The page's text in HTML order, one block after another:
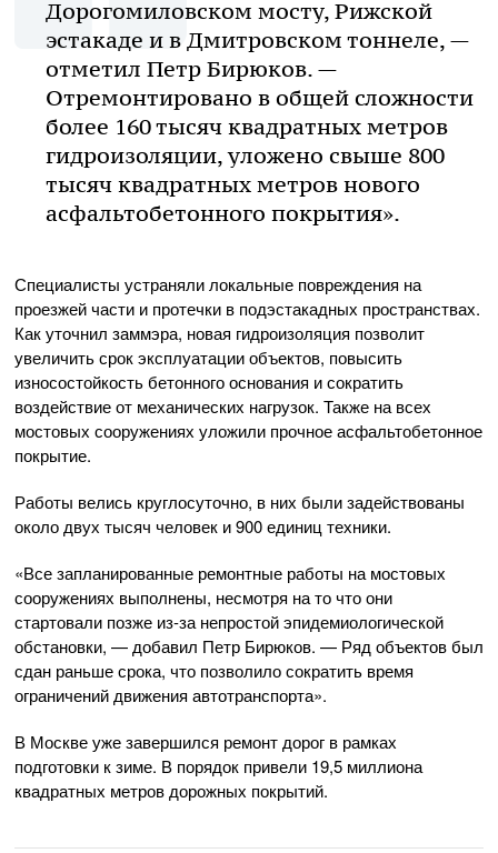
Дорогомиловском мосту, Рижской
эстакаде и в Дмитровском тоннеле, —
отметил Петр Бирюков. —
Отремонтировано в общей сложности
более 160 тысяч квадратных метров
гидроизоляции, уложено свыше 800
тысяч квадратных метров нового
асфальтобетонного покрытия».
Специалисты устраняли локальные повреждения на
проезжей части и протечки в подэстакадных пространствах.
Как уточнил заммэра, новая гидроизоляция позволит
увеличить срок эксплуатации объектов, повысить
износостойкость бетонного основания и сократить
воздействие от механических нагрузок. Также на всех
мостовых сооружениях уложили прочное асфальтобетонное
покрытие.
Работы велись круглосуточно, в них были задействованы
около двух тысяч человек и 900 единиц техники.
«Все запланированные ремонтные работы на мостовых
сооружениях выполнены, несмотря на то что они
стартовали позже из-за непростой эпидемиологической
обстановки, — добавил Петр Бирюков. — Ряд объектов был
сдан раньше срока, что позволило сократить время
ограничений движения автотранспорта».
В Москве уже завершился ремонт дорог в рамках
подготовки к зиме. В порядок привели 19,5 миллиона
квадратных метров дорожных покрытий.